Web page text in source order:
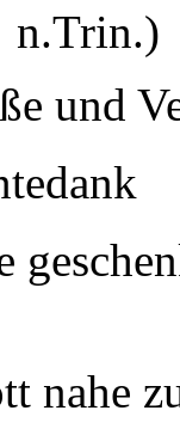
n.Trin.)
und
nahe